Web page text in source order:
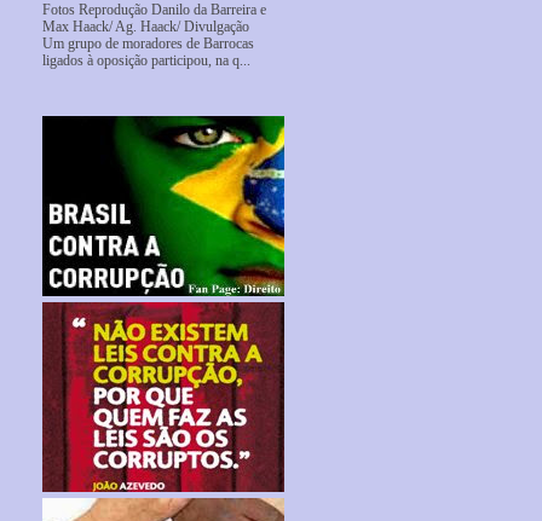
Fotos Reprodução Danilo da Barreira e
Max Haack/ Ag. Haack/ Divulgação
Um grupo de moradores de Barrocas
ligados à oposição participou, na q...